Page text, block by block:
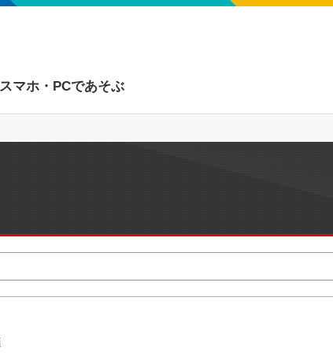
スマホ・PCであそぶ